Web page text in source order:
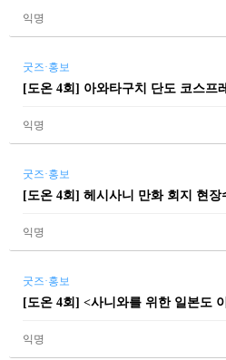
익명
굿즈·홍보
[도온 4회] 아와타구치 단도 코스
익명
굿즈·홍보
[도온 4회] 헤시사니 만화 회지 현
익명
굿즈·홍보
[도온 4회] <사니와를 위한 일본도
익명